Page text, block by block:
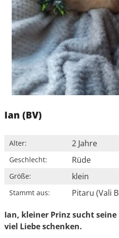
Ian (BV)
Alter: 2 Jahre
Geschlecht: Rüde
Größe: klein
Stammt aus: Pitaru (Vali
Ian, kleiner Prinz sucht
viel Liebe schenken.